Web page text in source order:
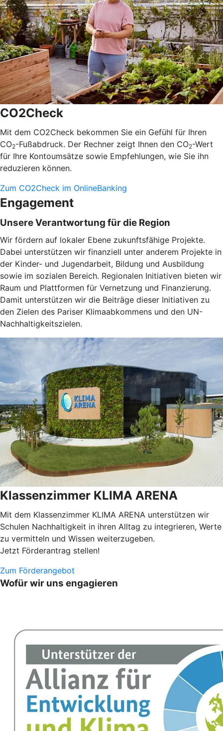
CO2Check
Mit dem CO2Check bekommen Sie ein Gefühl für Ihren
CO2-Fußabdruck. Der Rechner zeigt Ihnen den CO2-Wert
für Ihre Kontoumsätze sowie Empfehlungen, wie Sie ihn
reduzieren können.
Zum CO2Check im OnlineBanking
Engagement
Unsere Verantwortung für die Region
Wir fördern auf lokaler Ebene zukunftsfähige Projekte.
Dabei unterstützen wir finanziell unter anderem Projekte in
der Kinder- und Jugendarbeit, Bildung und Ausbildung
sowie im sozialen Bereich. Regionalen Initiativen bieten wir
Raum und Plattformen für Vernetzung und Finanzierung.
Damit unterstützen wir die Beiträge dieser Initiativen zu
den Zielen des Pariser Klimaabkommens und den UN-
Nachhaltigkeitszielen.
Klassenzimmer KLIMA ARENA
Mit dem Klassenzimmer KLIMA ARENA unterstützen wir
Schulen Nachhaltigkeit in ihren Alltag zu integrieren, Werte
zu vermitteln und Wissen weiterzugeben.
Jetzt Förderantrag stellen!
Zum Förderangebot
Wofür wir uns engagieren